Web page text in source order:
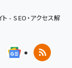
- SEO・アクセス解
Googleニュ
RSS